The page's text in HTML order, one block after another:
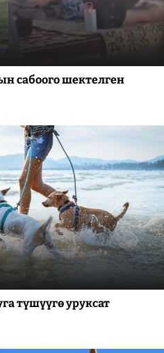
сабоого шектелген
түшүүгө уруксат